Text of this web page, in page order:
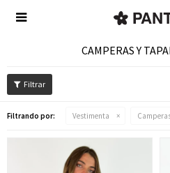

CAMPERAS Y
Filtrando por: Vestimenta